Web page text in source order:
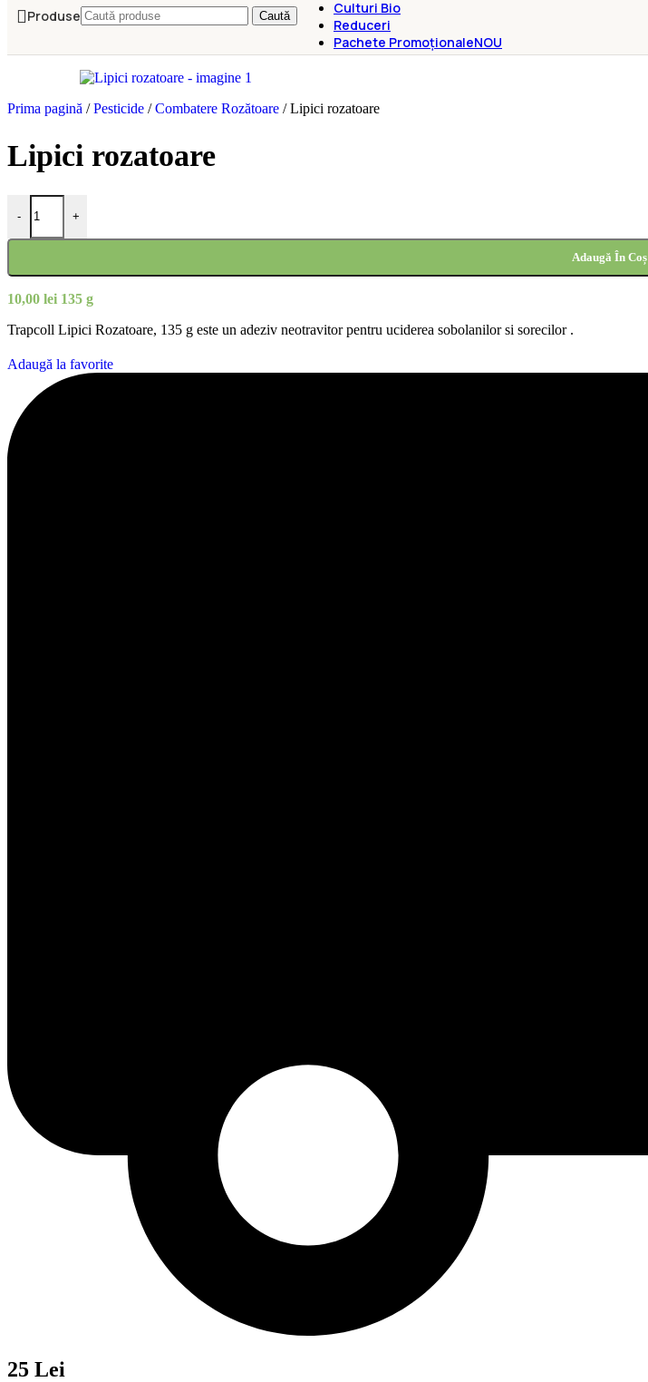
Produse Caută
Culturi Bio
Reduceri
Pachete PromoționaleNOU
Prima pagină / Pesticide / Combatere Rozătoare / Lipici rozatoare
Lipici rozatoare
-
Cantitate Lipici rozatoare
+
Adaugă În Coș
10,00 lei 135 g
Trapcoll Lipici Rozatoare, 135 g este un adeziv neotravitor pentru uciderea sobolanilor si sorecilor .
Adaugă la favorite
25 Lei